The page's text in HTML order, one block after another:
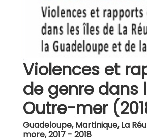
Violences et
de genre dans
Outre-mer
Guadeloupe, Martinique, La
more,2017 - 2018